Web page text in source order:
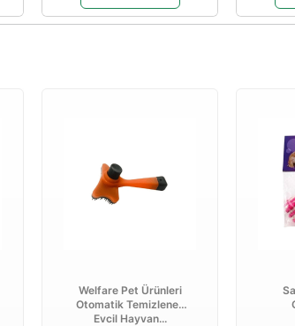
Welfare Pet Ürünleri
Otomatik Temizlenen
Evcil Hayvan...